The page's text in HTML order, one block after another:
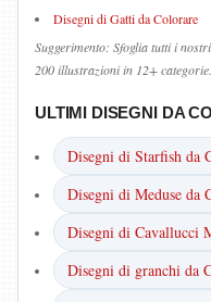
Disegni di Gatti da Colorare
Suggerimento: Sfoglia tutti i
200 illustrazioni in 12+ categorie.
ULTIMI DISEGNI DA
Disegni di Starfish da
Disegni di Meduse da
Disegni di Cavallucci
Disegni di granchi da